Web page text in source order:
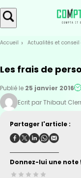
Skip
to
Aller au
contenu
Accueil Actualités et
Les frais de
Publié le 25 janvier 2016
Ecrit par Thibaut
Partager l'article :
Donnez-lui une note !